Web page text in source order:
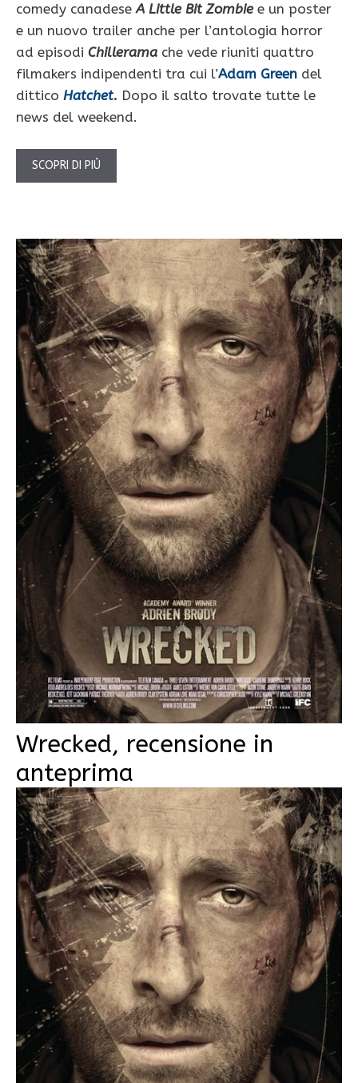
comedy canadeseA Little Bit Zombiee un poster
e un nuovo trailer anche per l’antologia horror
ad episodi Chillerama che vede riuniti quattro
filmakers indipendenti tra cui l’Adam Green del
dittico Hatchet. Dopo il salto trovate tutte le
news del weekend.
SCOPRI DI PIÙ
Wrecked, recensione in
anteprima